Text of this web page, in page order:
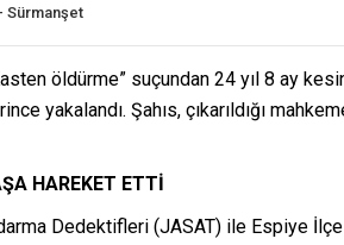
- Sürmanşet
öldürme” suçundan 24 yıl 8 ay
yakalandı. Şahıs, çıkarıldığı
HAREKET ETTİ
Dedektifleri (JASAT) ile Espiye